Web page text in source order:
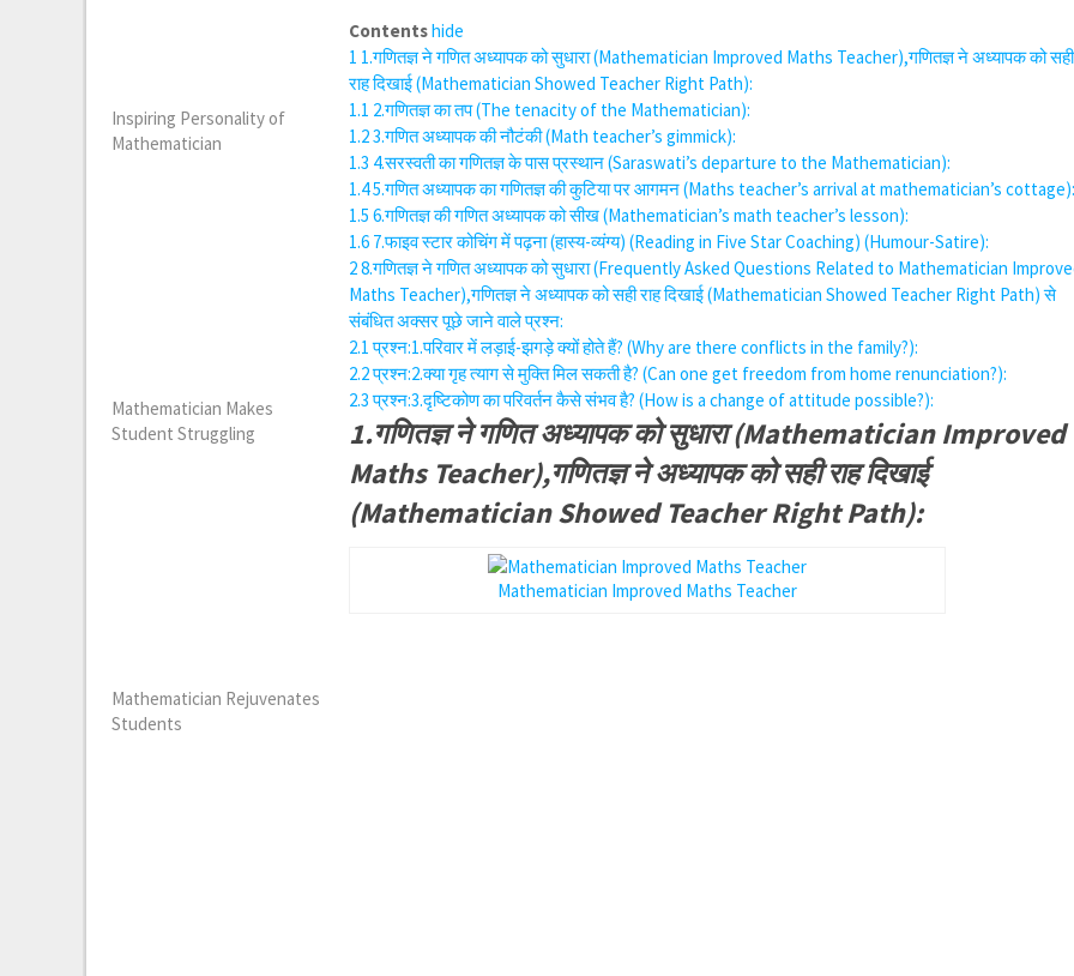
Contentshide
1 1.गणितज्ञ ने गणित अध्यापक को सुधारा (Mathematician Improved Maths Teacher),गणितज्ञ ने अध्यापक को सही
राह दिखाई (Mathematician Showed Teacher Right Path):
1.1 2.गणितज्ञ का तप (The tenacity of the Mathematician):
1.23.गणित अध्यापक की नौटंकी (Math teacher’s gimmick):
1.3 4.सरस्वती का गणितज्ञ के पास प्रस्थान (Saraswati’s departure to the Mathematician):
1.45.गणित अध्यापक का गणितज्ञ की कुटिया पर आगमन (Maths teacher’s arrival at mathematician’s
1.5 6.गणितज्ञ की गणित अध्यापक को सीख (Mathematician’s math teacher’s lesson):
1.6 7.फाइव स्टार कोचिंग में पढ़ना (हास्य-व्यंग्य) (Reading in Five Star Coaching) (Humour-Satire):
28.गणितज्ञ ने गणित अध्यापक को सुधारा (Frequently Asked Questions Related to Mathematician
Maths Teacher),गणितज्ञ ने अध्यापक को सही राह दिखाई (Mathematician Showed Teacher Right Path) से
संबंधित अक्सर पूछे जाने वाले प्रश्न:
2.1 प्रश्न:1.परिवार में लड़ाई-झगड़े क्यों होते हैं? (Why are there conflicts in the family?):
2.2प्रश्न:2.क्या गृह त्याग से मुक्ति मिल सकती है? (Can one get freedom from home renunciation?):
2.3 प्रश्न:3.दृष्टिकोण का परिवर्तन कैसे संभव है? (How is a change of attitude possible?):
1.गणितज्ञ ने गणित अध्यापक को सुधारा (Mathematician Improved
Maths Teacher),गणितज्ञ ने अध्यापक को सही राह दिखाई
(Mathematician Showed Teacher Right Path):
Mathematician Improved Maths Teacher
Inspiring Personality of
Mathematician
Mathematician Makes
Student Struggling
Mathematician Rejuvenates
Students